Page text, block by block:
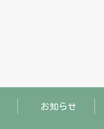
お知らせ